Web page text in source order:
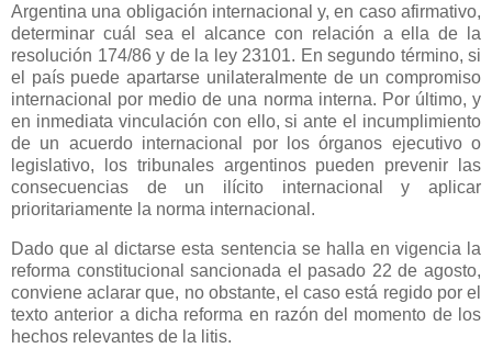
Argentina una obligación internacional y, en caso afirmativo,
determinar cuál sea el alcance con relación a ella de la
resolución 174/86 y de la ley 23101. En segundo término, si
el país puede apartarse unilateralmente de un compromiso
internacional por medio de una norma interna. Por último, y
en inmediata vinculación con ello, si ante el incumplimiento
de un acuerdo internacional por los órganos ejecutivo o
legislativo, los tribunales argentinos pueden prevenir las
consecuencias de un ilícito internacional y aplicar
prioritariamente la norma internacional.
Dado que al dictarse esta sentencia se halla en vigencia la
reforma constitucional sancionada el pasado 22 de agosto,
conviene aclarar que, no obstante, el caso está regido por el
texto anterior a dicha reforma en razón del momento de los
hechos relevantes de la litis.